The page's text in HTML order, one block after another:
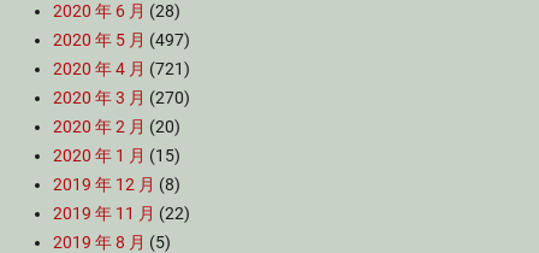
2020 年 6 月 (28)
2020 年 5 月 (497)
2020 年 4 月 (721)
2020 年 3 月 (270)
2020 年 2 月 (20)
2020 年 1 月 (15)
2019 年 12 月 (8)
2019 年 11 月 (22)
2019 年 8 月 (5)